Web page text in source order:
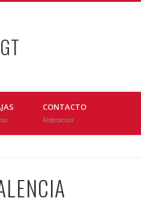
CONTACTO
Federación